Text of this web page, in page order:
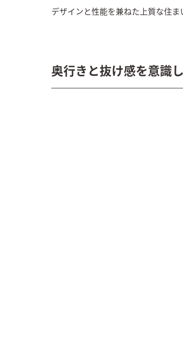
デザインと性能を兼ねた上質な住ま
奥行きと抜け感を意識